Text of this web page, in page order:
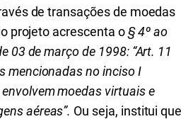
de transações de moedas
projeto acrescenta o§ 4º ao
03 de março de 1998: “Art. 11
mencionadas no inciso I
moedas virtuais e
aéreas”. Ou seja, institui que